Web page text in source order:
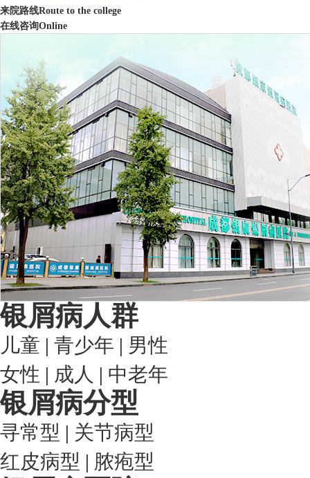
来院路线Route to the college
在线咨询Online
银屑病人群
儿童 | 青少年 | 男性
女性 | 成人 | 中老年
银屑病分型
寻常型 | 关节病型
红皮病型 | 脓疱型